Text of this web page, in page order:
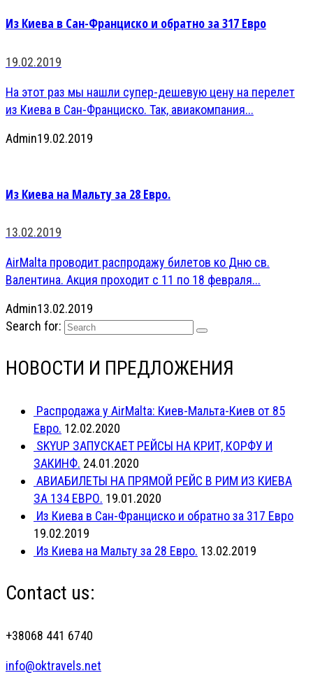
Из Киева в Сан-Франциско и обратно за 317 Евро
19.02.2019
На этот раз мы нашли супер-дешевую цену на перелет
из Киева в Сан-Франциско. Так, авиакомпания...
Admin19.02.2019
Из Киева на Мальту за 28 Евро.
13.02.2019
AirMalta проводит распродажу билетов ко Дню св.
Валентина. Акция проходит с 11 по 18 февраля...
Admin13.02.2019
Search for:
НОВОСТИ И ПРЕДЛОЖЕНИЯ
Распродажа у AirMalta: Киев-Мальта-Киев от 85
Евро. 12.02.2020
SKYUP ЗАПУСКАЕТ РЕЙСЫ НА КРИТ, КОРФУ И
ЗАКИНФ. 24.01.2020
АВИАБИЛЕТЫ НА ПРЯМОЙ РЕЙС В РИМ ИЗ КИЕВА
ЗА 134 ЕВРО. 19.01.2020
Из Киева в Сан-Франциско и обратно за 317 Евро
19.02.2019
Из Киева на Мальту за 28 Евро. 13.02.2019
Contact us:
+38068 441 6740
info@oktravels.net